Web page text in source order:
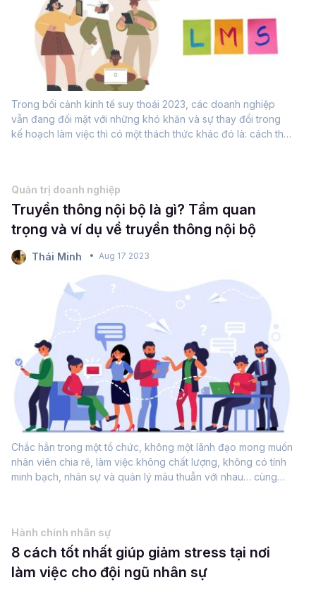
Trong bối cảnh kinh tế suy thoái 2023, các doanh nghiệp
vẫn đang đối mặt với những khó khăn và sự thay đổi trong
kế hoạch làm việc thì có một thách thức khác đó là: cách thu
Quản trị doanh nghiệp
Truyền thông nội bộ là gì? Tầm quan
trọng và ví dụ về truyền thông nội bộ
Thái Minh Aug 17 2023
Chắc hẳn trong một tổ chức, không một lãnh đạo mong muốn
nhân viên chia rẽ, làm việc không chất lượng, không có tính
minh bạch, nhân sự và quản lý mâu thuẫn với nhau… cùng
Hành chính nhân sự
8 cách tốt nhất giúp giảm stress tại nơi
làm việc cho đội ngũ nhân sự